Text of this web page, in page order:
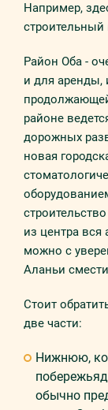
Например,
строительный
Район Оба -
и для аренды,
районе
дорожных
новая
из центра
можно с
Аланьи
Стоит
две части:
Нижнюю,
обычно